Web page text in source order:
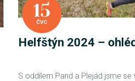
15
ČVC
Helfštýn 2024 –
S oddílem Pand a Plejád jsme se